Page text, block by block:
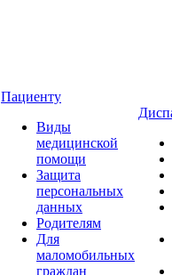
Пациенту
Виды
медицинской
помощи
Защита
персональных
данных
Родителям
Для
маломобильных
граждан